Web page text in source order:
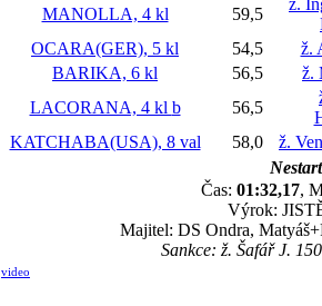
MANOLLA, 4 kl 59,5
ž.
OCARA(GER), 5 kl 54,5
ž.
BARIKA, 6 kl 56,5
ž.
LACORANA, 4 kl b 56,5
KATCHABA(USA), 8 val 58,0
ž.
Čas: 01:32,17,
Výrok:
Majitel: DS Ondra,
Sankce: ž. Šafář J.
video